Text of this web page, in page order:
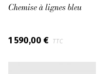
Chemise à lignes bleu
1 590,00 € TTC